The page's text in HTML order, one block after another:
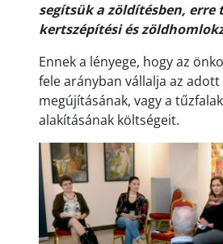
segítsük a zöldítésben,
kertszépítési és
Ennek a lényege, hogy az
fele arányban vállalja az
megújításának, vagy a
alakításának költségeit.